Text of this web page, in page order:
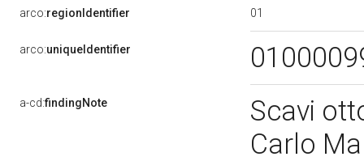
arco:regionIdentifier 01
arco:uniqueIdentifier
a-cd:findingNote
Scavi
Carlo